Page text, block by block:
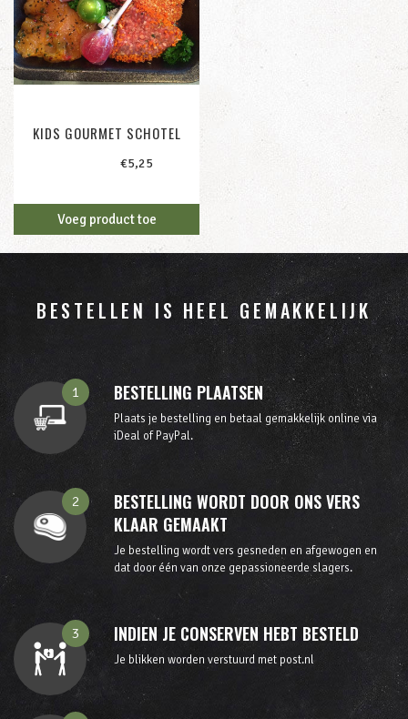
KIDS GOURMET SCHOTEL
€5,25
Voeg product toe
BESTELLEN IS HEEL GEMAKKELIJK
1 BESTELLING PLAATSEN
Plaats je bestelling en betaal gemakkelijk online via
iDeal of PayPal.
2
BESTELLING WORDT DOOR ONS VERS
KLAAR GEMAAKT
Je bestelling wordt vers gesneden en afgewogen en
dat door één van onze gepassioneerde slagers.
3 INDIEN JE CONSERVEN HEBT BESTELD
Je blikken worden verstuurd met post.nl